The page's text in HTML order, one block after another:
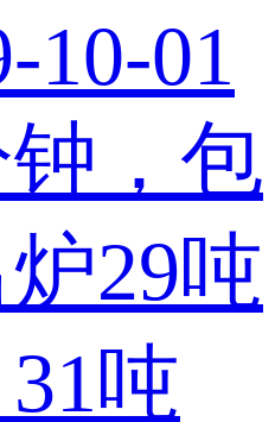
10-01
，包
29吨
吨